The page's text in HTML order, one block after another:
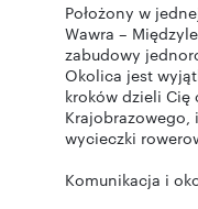
Położony w
Wawra –
zabudowy
Okolica jest
kroków dzieli Cię
Krajobrazowego,
wycieczki
Komunikacja i